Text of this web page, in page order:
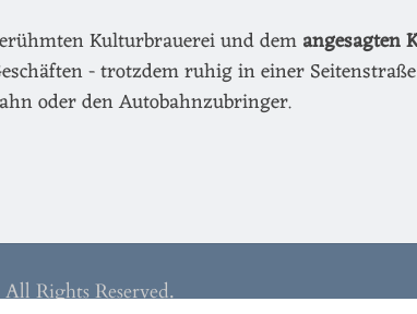
Kulturbrauerei und demangesagten
- trotzdem ruhig in einer
oder den Autobahnzubringer.
Rights Reserved.